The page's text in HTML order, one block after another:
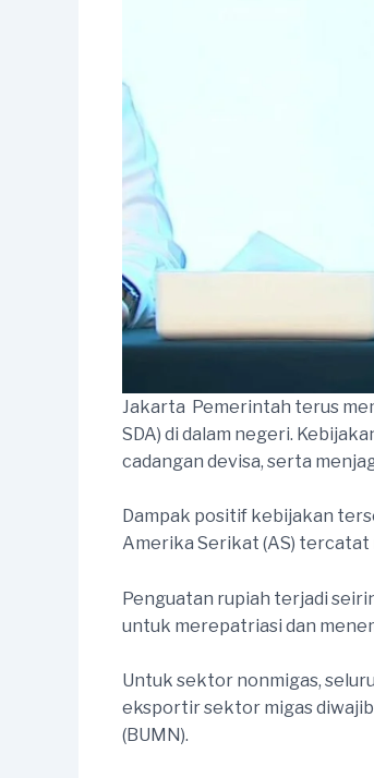
Jakarta  Pemerintah terus
SDA) di dalam negeri.
cadangan devisa, serta
Dampak positif kebijakan
Amerika Serikat (AS) tercatat
Penguatan rupiah terjadi
untuk merepatriasi dan
Untuk sektor nonmigas,
eksportir sektor migas
(BUMN).